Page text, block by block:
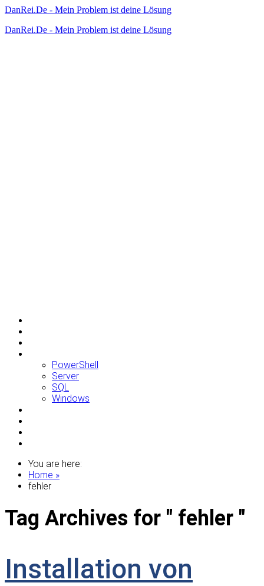
DanRei.De - Mein Problem ist deine Lösung
DanRei.De - Mein Problem ist deine Lösung
PowerShell
Server
SQL
Windows
You are here:
Home »
fehler
Tag Archives for " fehler "
Installation von